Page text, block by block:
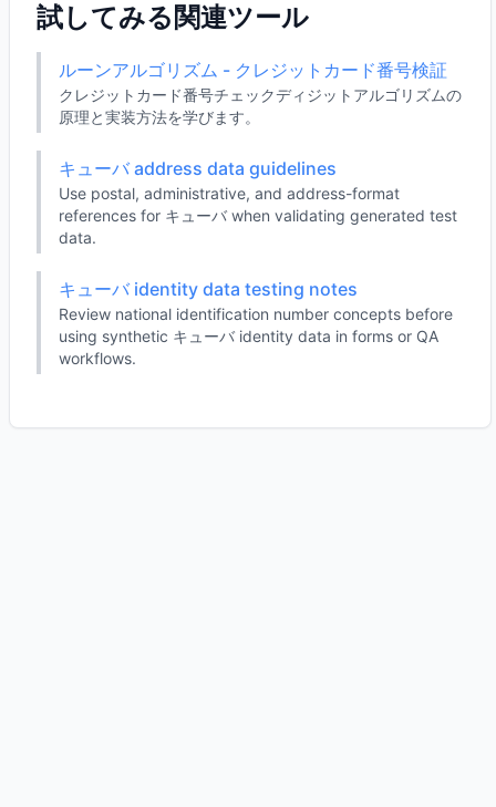
試してみる関連ツール
ルーンアルゴリズム - クレジットカード番号検証
クレジットカード番号チェックディジットアルゴリズムの
原理と実装方法を学びます。
キューバ address data guidelines
Use postal, administrative, and address-format
references for キューバ when validating generated test
data.
キューバ identity data testing notes
Review national identification number concepts before
using synthetic キューバ identity data in forms or QA
workflows.